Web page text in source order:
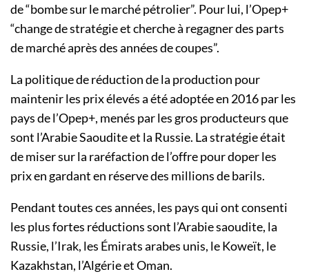
de “bombe sur le marché pétrolier”. Pour lui, l’Opep+
“change de stratégie et cherche à regagner des parts
de marché après des années de coupes”.
La politique de réduction de la production pour
maintenir les prix élevés a été adoptée en 2016 par les
pays de l’Opep+, menés par les gros producteurs que
sont l’Arabie Saoudite et la Russie. La stratégie était
de miser sur la raréfaction de l’offre pour doper les
prix en gardant en réserve des millions de barils.
Pendant toutes ces années, les pays qui ont consenti
les plus fortes réductions sont l’Arabie saoudite, la
Russie, l’Irak, les Émirats arabes unis, le Koweït, le
Kazakhstan, l’Algérie et Oman.